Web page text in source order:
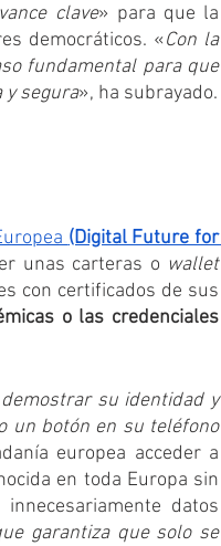
clave» para que la
democráticos. «Con la
fundamental para que
y segura
(Digital Future for
unas carteras o wallet
con certificados de sus
o las credenciales
su identidad y
un botón en su teléfono
europea acceder a
en toda Europa sin
datos
garantiza que solo se